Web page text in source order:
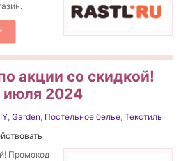
акции со скидкой!
июля 2024
, Garden, Постельное белье, Текстиль
Промокод